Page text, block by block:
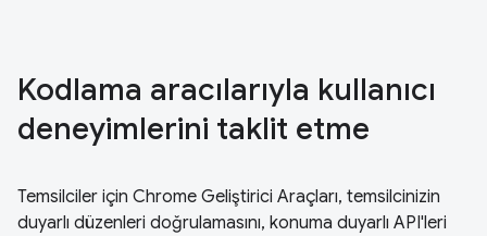
Kodlama aracılarıyla kullanıcı
deneyimlerini taklit etme
Temsilciler için Chrome Geliştirici Araçları, temsilcinizin
duyarlı düzenleri doğrulamasını, konuma duyarlı API'leri